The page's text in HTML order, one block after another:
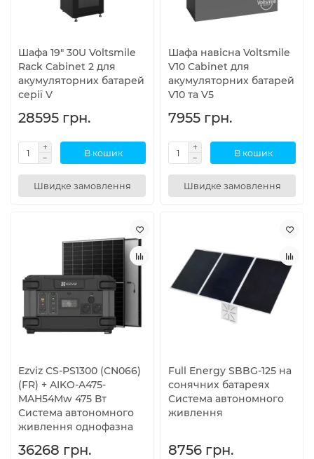
Шафа 19" 30U Voltsmile
Rack Cabinet 2 для
акумуляторних батарей
серії V
28595 грн.
В кошик
Швидке замовлення
Шафа навісна Voltsmile
V10 Cabinet для
акумуляторних батарей
V10 та V5
7955 грн.
В кошик
Швидке замовлення
Ezviz CS-PS1300 (CN066)
(FR) + AIKO-A475-
MAH54Mw 475 Вт
Система автономного
живлення однофазна
36268 грн.
Full Energy SBBG-125 на
сонячних батареях
Система автономного
живлення
8756 грн.